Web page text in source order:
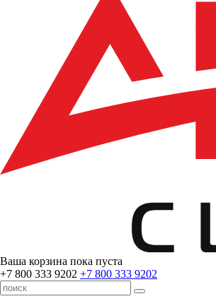
Ваша корзина пока пуста
+7 800 333 9202 +7 800 333 9202